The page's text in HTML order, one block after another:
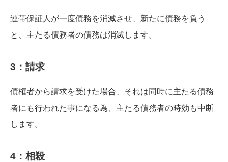
連帯保証人が一度債務を消滅させ、新たに債務を負う
と、主たる債務者の債務は消滅します。
3：請求
債権者から請求を受けた場合、それは同時に主たる債務
者にも行われた事になる為、主たる債務者の時効も中断
します。
4：相殺